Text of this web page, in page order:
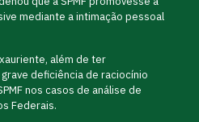
mediante a intimação pessoal
além de ter
deficiência de raciocínio
nos casos de análise de
Federais.